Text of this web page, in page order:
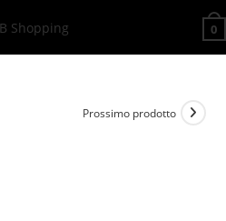
0
Prossimo prodotto